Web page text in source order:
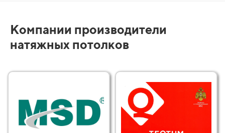
Компании производители
натяжных потолков